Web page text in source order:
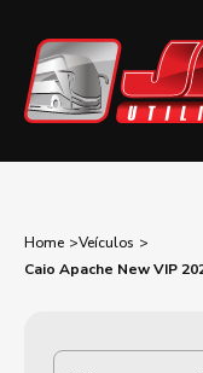
Home
Veículos
Caio Apache New VIP
Categoria